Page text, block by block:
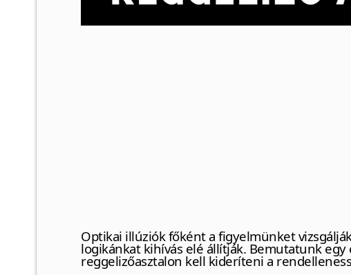
Optikai illúziók főként a figyelmünket
logikánkat kihívás elé állítják. Bemutatunk egy
reggelizőasztalon kell kideríteni a